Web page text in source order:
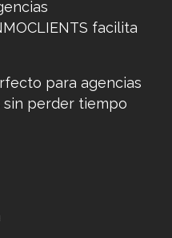
facilita
para agencias
sin perder tiempo